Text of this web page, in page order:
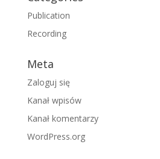
Publication
Recording
Meta
Zaloguj się
Kanał wpisów
Kanał komentarzy
WordPress.org